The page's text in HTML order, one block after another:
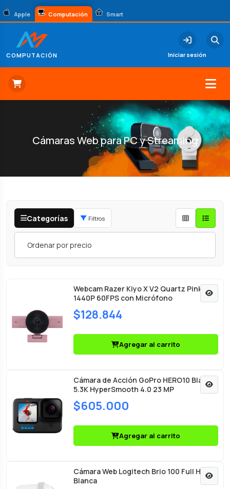
Apple Computación Smart
COMPUTACIÓN Iniciar sesión
Cámaras Web para PC y Streaming
Categorías Filtros
Ordenar por precio
Webcam Razer Kiyo X V2 Quartz Pink
1440P 60FPS con Micrófono
$128.844
Agregar al carrito
Cámara de Acción GoPro HERO10 Black
5.3K HyperSmooth 4.0 23 MP
$605.000
Agregar al carrito
Cámara Web Logitech Brio 100 Full HD
Blanca